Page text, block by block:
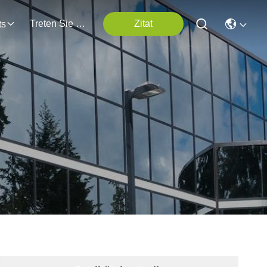
Treten Sie Mit Uns In Verbindung Zitat